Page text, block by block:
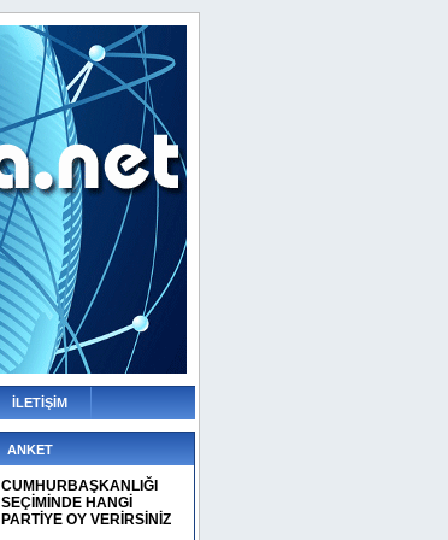
İLETİŞİM
ANKET
CUMHURBAŞKANLIĞI
SEÇİMİNDE HANGİ
PARTİYE OY VERİRSİNİZ